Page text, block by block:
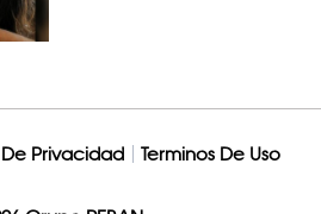
Privacidad Terminos De Uso